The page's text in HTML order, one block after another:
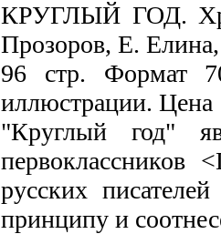
КРУГЛЫЙ ГОД.
Прозоров, Е.
96 стр. Формат
иллюстрации. Цена
"Круглый год"
первоклассников
русских
принципу и